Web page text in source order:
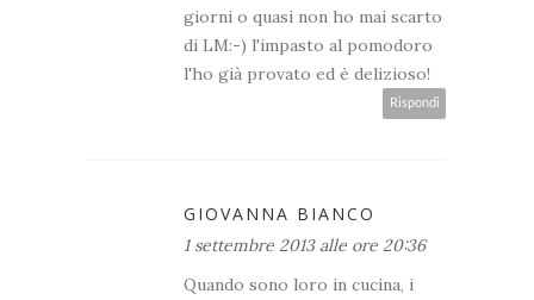
giorni o quasi non ho mai scarto
di LM:-) l'impasto al pomodoro
l'ho già provato ed è delizioso!
Rispondi
GIOVANNA BIANCO
1 settembre 2013 alle ore 20:36
Quando sono loro in cucina, i